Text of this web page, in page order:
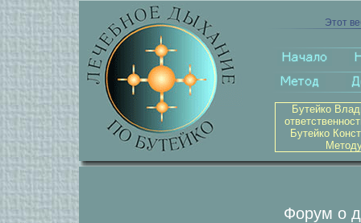
Этот
Бутейко
Бутейко
Форум о